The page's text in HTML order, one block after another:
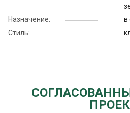
Назначение:
в
Стиль: